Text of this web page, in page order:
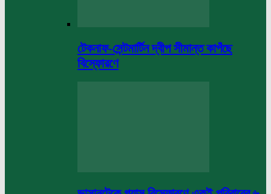
টেকনাফ-সেন্টমার্টিন দ্বীপ সীমান্ত কাপঁছে
বিস্ফোরণে